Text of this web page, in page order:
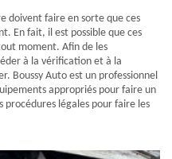
doivent faire en sorte que ces
En fait, il est possible que ces
moment. Afin de les
à la vérification et à la
Boussy Auto est un professionnel
appropriés pour faire un
procédures légales pour faire les